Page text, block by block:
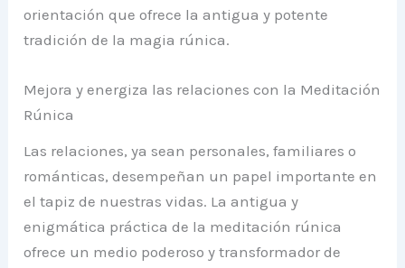
orientación que ofrece la antigua y potente
tradición de la magia rúnica.
Mejora y energiza las relaciones con la Meditación
Rúnica
Las relaciones, ya sean personales, familiares o
románticas, desempeñan un papel importante en
el tapiz de nuestras vidas. La antigua y
enigmática práctica de la meditación rúnica
ofrece un medio poderoso y transformador de